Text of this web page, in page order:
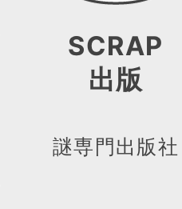
SCRAP
出版
謎専門出版社